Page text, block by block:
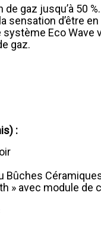
gaz jusqu’à 50
sensation d’être
Eco
gaz.
:
Bûches
» avec module